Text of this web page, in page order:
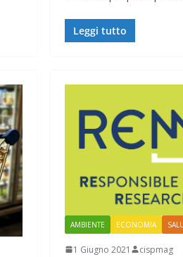
Leggi tutto
AMBIENTE ECONOMIA
1 Giugno 2021 cispmag